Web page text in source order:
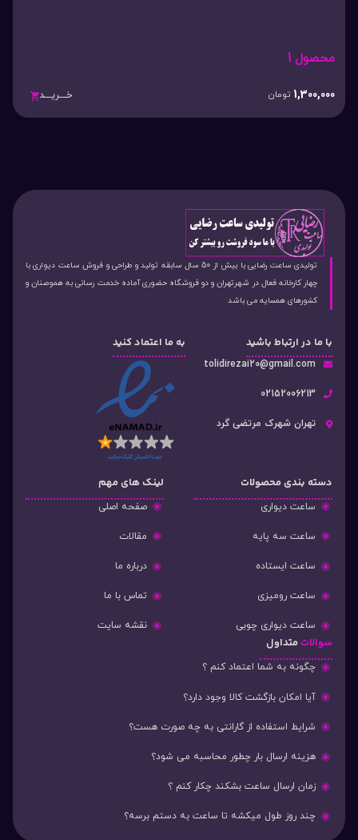
محصول 1
1,300,000 تومان خـــریـــد
تولیدی ساعت رضایی با بیش از 50 سال سابقه تولید و طراحی و فروش ساعت دیواری با
چهار کارخانه فعال در شهرتهران و دو فروشگاه حضوری آماده خدمت رسانی به هموصنان و
کشورهای همسایه می باشد
با ما در ارتباط باشید
tolidirezai20@gmail.com
02152006213
تهران شهرک مرتضی گرد
به ما اعتماد کنید
دسته‌ بندی محصولات
ساعت دیواری
ساعت سه پایه
ساعت ایستاده
ساعت رومیزی
ساعت دیواری چوبی
لینک های مهم
صفحه اصلی
مقالات
درباره ما
تماس با ما
نقشه سایت
سوالات متداول
چگونه به شما اعتماد کنم ؟
آیا امکان بازگشت کالا وجود دارد؟
شرایط استفاده از گارانتی به چه صورت هست؟
هزینه ارسال بار چطور محاسبه می شود؟
زمان ارسال ساعت بشکند چکار کنم ؟
چند روز طول میکشه تا ساعت به دستم برسه؟